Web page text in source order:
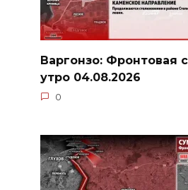
Варгонзо: Фронтовая
утро 04.08.2026
0